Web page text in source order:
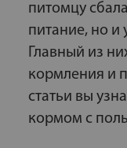
питомцу
питание, но и
Главный из
кормления и
статьи вы
кормом с